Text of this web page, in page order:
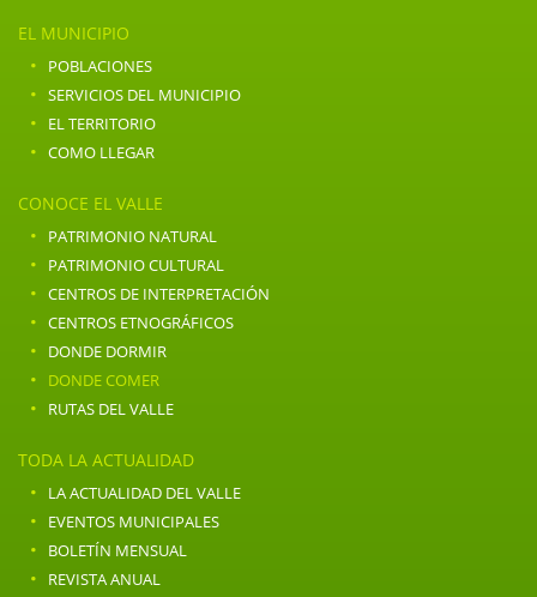
EL MUNICIPIO
· POBLACIONES
· SERVICIOS DEL MUNICIPIO
· EL TERRITORIO
· COMO LLEGAR
CONOCE EL VALLE
· PATRIMONIO NATURAL
· PATRIMONIO CULTURAL
· CENTROS DE INTERPRETACIÓN
· CENTROS ETNOGRÁFICOS
· DONDE DORMIR
· DONDE COMER
· RUTAS DEL VALLE
TODA LA ACTUALIDAD
· LA ACTUALIDAD DEL VALLE
· EVENTOS MUNICIPALES
· BOLETÍN MENSUAL
· REVISTA ANUAL